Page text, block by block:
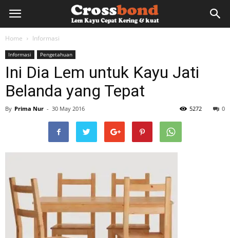
lemkayu.net
HPL,
Kertas,
Home Informasi
Informasi Pengetahuan
Ini Dia Lem untuk Kayu Jati
Belanda yang Tepat
By Prima Nur - 30 May 2016 0
5272